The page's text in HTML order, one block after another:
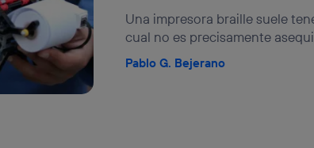
Una impresora braille suele
cual no es precisamente
Pablo G. Bejerano
Si utilizas una
realizará en función de las actividades de navegación
hayan dado su consentimiento.
Si utilizasdatos móviles, el marketing será más
únicamente en la navegación del usuario del móvil.
Puedes gestionar los consentimientos Utiq seleccionando